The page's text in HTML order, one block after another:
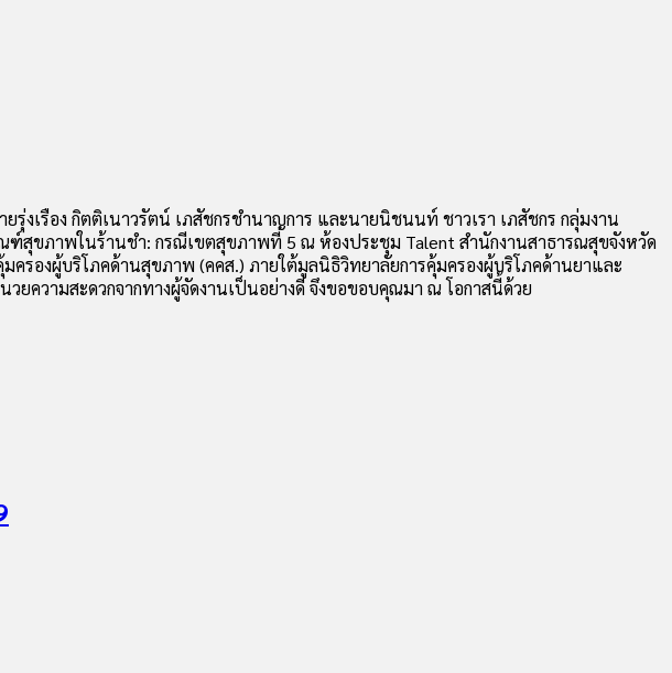
เรือง กิตติเนาวรัตน์ เภสัชกรชำนาญการ และนายนิชนนท์ ชาวเรา เภสัชกร กลุ่มงาน
สุขภาพในร้านชำ: กรณีเขตสุขภาพที่ 5 ณ ห้องประชุม Talent สำนักงานสาธารณสุขจังหวัด
รองผู้บริโภคด้านสุขภาพ (คคส.) ภายใต้มูลนิธิวิทยาลัยการคุ้มครองผู้บริโภคด้านยาและ
ยความสะดวกจากทางผู้จัดงานเป็นอย่างดี จึงขอขอบคุณมา ณ โอกาสนี้ด้วย